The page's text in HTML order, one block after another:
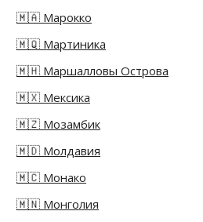
🇲🇦 Марокко
🇲🇶 Мартиника
🇲🇭 Маршалловы Острова
🇲🇽 Мексика
🇲🇿 Мозамбик
🇲🇩 Молдавия
🇲🇨 Монако
🇲🇳 Монголия